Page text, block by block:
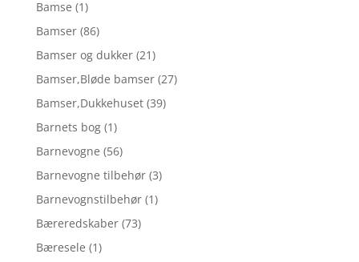
Bamse (1)
Bamser (86)
Bamser og dukker (21)
Bamser,Bløde bamser (27)
Bamser,Dukkehuset (39)
Barnets bog (1)
Barnevogne (56)
Barnevogne tilbehør (3)
Barnevognstilbehør (1)
Bæreredskaber (73)
Bæresele (1)